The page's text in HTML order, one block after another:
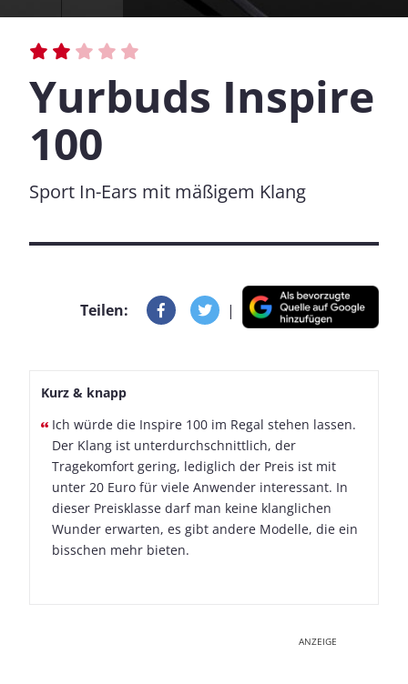
Yurbuds Inspire
100
Sport In-Ears mit mäßigem Klang
Teilen: |
Kurz & knapp
Ich würde die Inspire 100 im Regal stehen lassen.
Der Klang ist unterdurchschnittlich, der
Tragekomfort gering, lediglich der Preis ist mit
unter 20 Euro für viele Anwender interessant. In
dieser Preisklasse darf man keine klanglichen
Wunder erwarten, es gibt andere Modelle, die ein
bisschen mehr bieten.
ANZEIGE